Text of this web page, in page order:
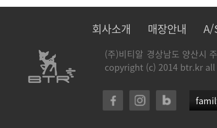
회사소개 매장안내 A/
(주)비티알 경상남도 양산시
copyright (c) 2014 btr.kr